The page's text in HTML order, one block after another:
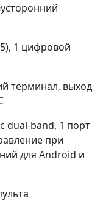
1 цифровой
терминал, выход
dual-band, 1 порт
при
для Android и